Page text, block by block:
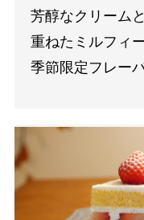
芳醇なクリーム
重ねたミルフィ
季節限定フレー